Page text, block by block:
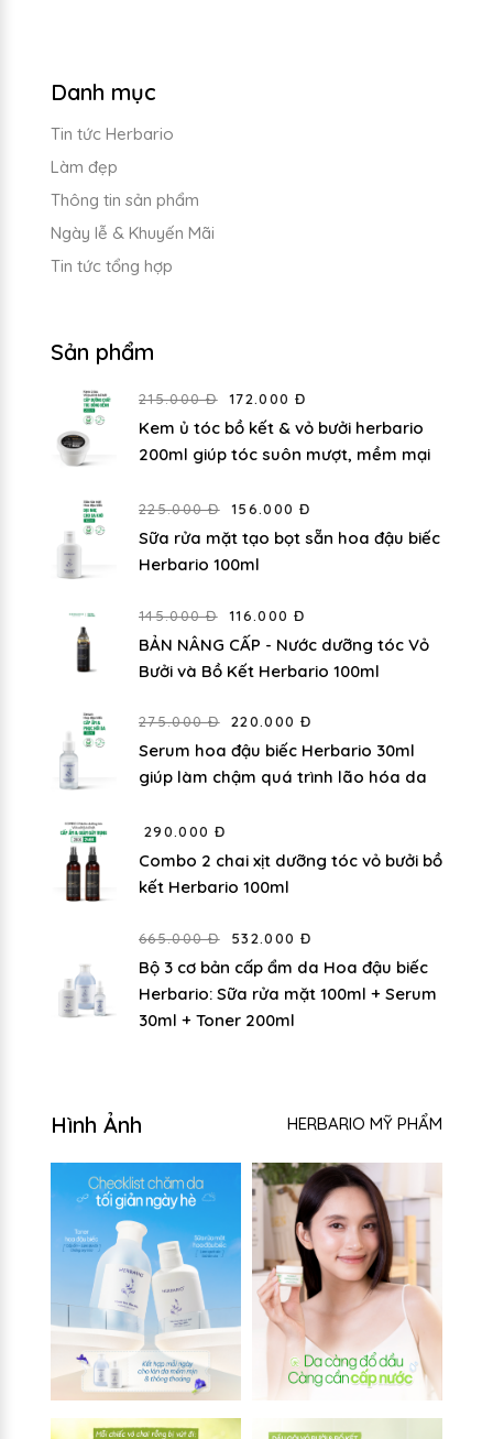
Danh mục
Tin tức Herbario
Làm đẹp
Thông tin sản phẩm
Ngày lễ & Khuyến Mãi
Tin tức tổng hợp
Sản phẩm
215.000 Đ 172.000 Đ
Kem ủ tóc bồ kết & vỏ bưởi herbario
200ml giúp tóc suôn mượt, mềm mại
225.000 Đ 156.000 Đ
Sữa rửa mặt tạo bọt sẵn hoa đậu biếc
Herbario 100ml
145.000 Đ 116.000 Đ
BẢN NÂNG CẤP - Nước dưỡng tóc Vỏ
Bưởi và Bồ Kết Herbario 100ml
275.000 Đ 220.000 Đ
Serum hoa đậu biếc Herbario 30ml
giúp làm chậm quá trình lão hóa da
290.000 Đ
Combo 2 chai xịt dưỡng tóc vỏ bưởi bồ
kết Herbario 100ml
665.000 Đ 532.000 Đ
Bộ 3 cơ bản cấp ẩm da Hoa đậu biếc
Herbario: Sữa rửa mặt 100ml + Serum
30ml + Toner 200ml
Hình Ảnh HERBARIO MỸ PHẨM